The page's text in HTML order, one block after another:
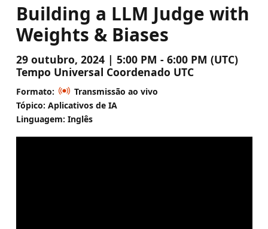
Building a LLM Judge with
Weights & Biases
29 outubro, 2024 | 5:00 PM - 6:00 PM (UTC)
Tempo Universal Coordenado UTC
Formato:
Transmissão ao vivo
Tópico: Aplicativos de IA
Linguagem: Inglês